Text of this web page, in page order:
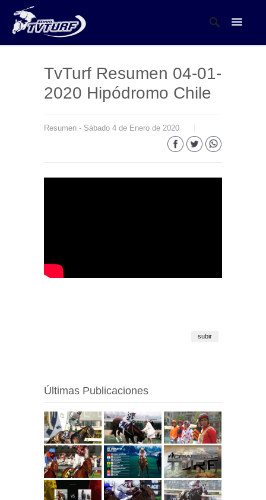
TvTurf Resumen 04-01-
2020 Hipódromo Chile
Resumen - Sábado 4 de Enero de 2020
subir
Últimas Publicaciones